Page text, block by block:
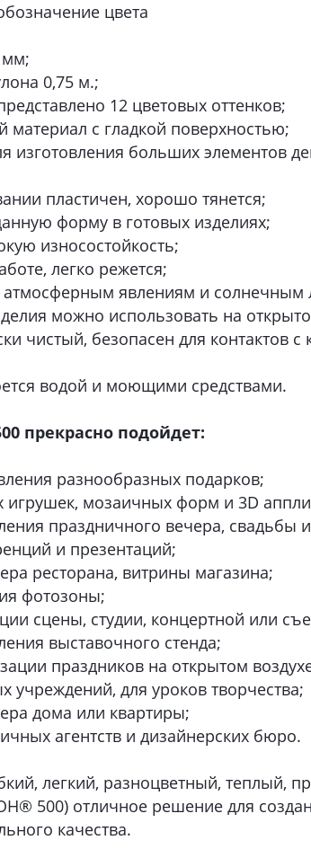
цвета
0,75 м.;
12 цветовых оттенков;
материал с гладкой поверхностью;
изготовления больших элементов
пластичен, хорошо тянется;
форму в готовых изделиях;
износостойкость;
легко режется;
атмосферным явлениям и солнечным
можно использовать на
чистый, безопасен для контактов
водой и моющими средствами.
прекрасно подойдет:
разнообразных подарков;
игрушек, мозаичных форм и 3D
праздничного вечера, свадьбы
и презентаций;
ресторана, витрины магазина;
фотозоны;
сцены, студии, концертной или
выставочного стенда;
праздников на открытом
учреждений, для уроков творчества;
дома или квартиры;
агентств и дизайнерских бюро.
легкий, разноцветный, теплый,
500) отличное решение для
качества.